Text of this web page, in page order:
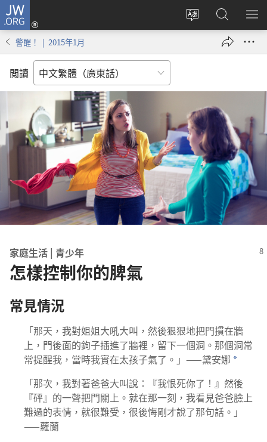
JW.ORG
更
言
登
錄
（開
窗）
搜
尋
JW.ORG
顯
警醒！ | 2015年1月
閲讀
家庭生活 | 青少年
怎樣控制你的脾氣
常見情況
「那天，我對姐姐大吼大叫，然後狠狠地把門摜在牆
上，門後面的鉤子插進了牆裡，留下一個洞。那個洞常
常提醒我，當時我實在太孩子氣了。」——黛安娜 *
「那次，我對著爸爸大叫說：『我恨死你了！』然後
『砰』的一聲把門關上。就在那一刻，我看見爸爸臉上
難過的表情，就很難受，很後悔剛才說了那句話。」
——蘿蘭